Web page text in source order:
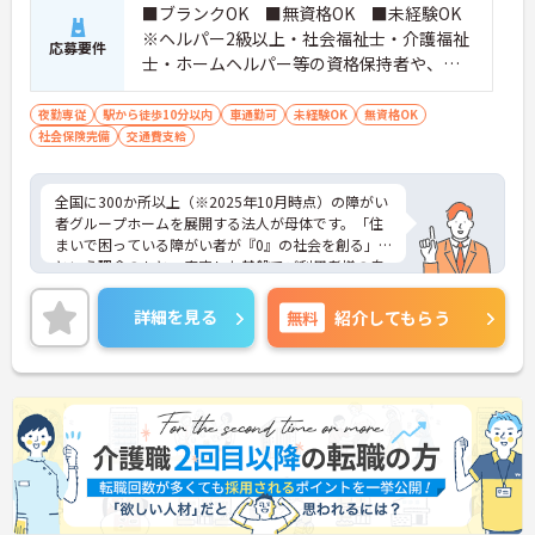
応募要件
■ブランクOK ■無資格OK ■未経験OK
※ヘルパー2級以上・社会福祉士・介護福祉
士・ホームヘルパー等の資格保持者や、福
祉系業務経験者、障害者支援施設経験者、
生活支援員、障害者支援員、就労支援員、
生活相談員等の経験歓迎
夜勤専従 駅から徒歩10分以内 車通勤可 未経験OK
無資格OK
社会保険完備
交通費支給
全国に300か所以上（※2025年10月時点）の障がい
者グループホームを展開する法人が母体です。「住
まいで困っている障がい者が『0』の社会を創る」
という理念のもと、安定した基盤でご利用者様の自
立を支援しています。週1日からの勤務が可能で、W
ワークや扶養内での勤務も歓迎しており、ご自身の
ペースで働けます。20代から60代まで幅広い世代が
活躍中で、未経験や無資格の方でも安心してスター
トできるよう、先輩スタッフが丁寧にサポートしま
す。昇給の機会は年2回あり、頑張りが評価される環
境です。正社員登用制度や産休・育休制度も整って
いるため、ライフステージに合わせて長く働き続け
られます。介護に挑戦したい方や、空いた時間を有
効活用したい方におすすめです。ご興味のある方は
詳細等をお伝えしますので、お気軽にお問い合わせ
ください。
詳細を見る 無料 紹介してもらう